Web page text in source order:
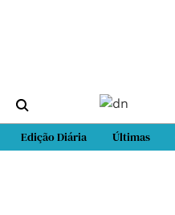
Edição Diária Últimas